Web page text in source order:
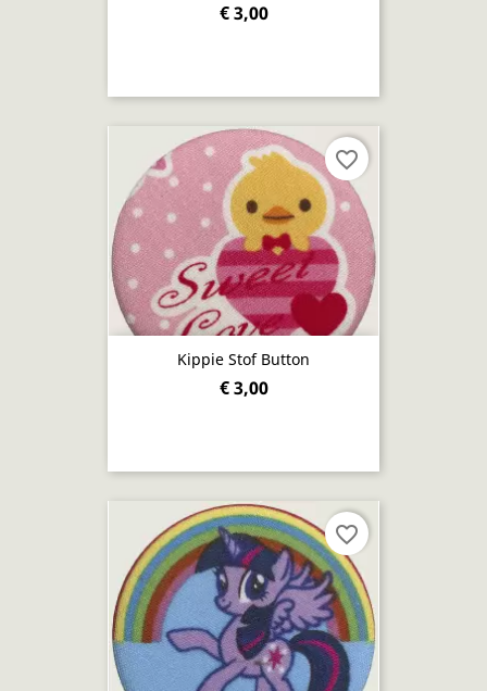
€ 3,00
Kippie Stof Button
€ 3,00
favorite_border
favorite_border